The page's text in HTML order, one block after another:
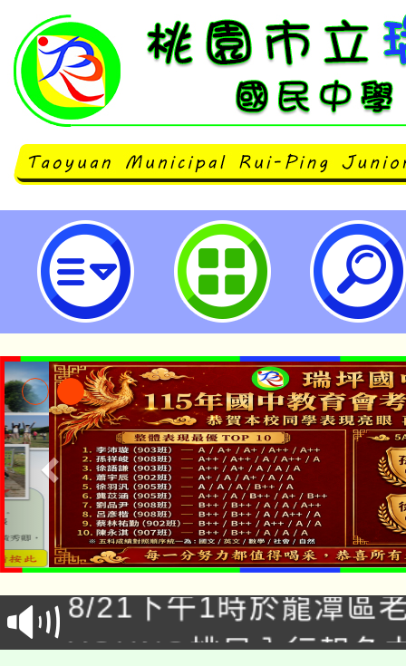
南崁自造教育及科技中心113年6
計畫-桃園市立瑞坪國民中學
「本色祭」8/29、30在
場熱烈登場!
8/21下午1時於龍潭區
徵才活動。
YOUNG桃局內行報名